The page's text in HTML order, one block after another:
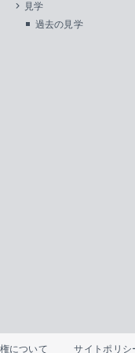
見学
過去の見学
について サイトポリシ